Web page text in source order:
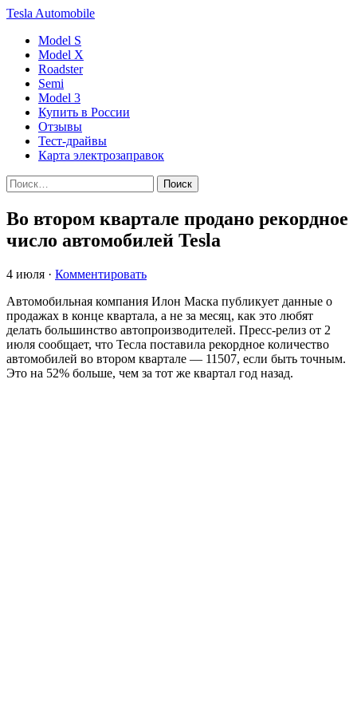
Tesla Automobile
Model S
Model X
Roadster
Semi
Model 3
Купить в России
Отзывы
Тест-драйвы
Карта электрозаправок
Во втором квартале продано рекордное
число автомобилей Tesla
4 июля · Комментировать
Автомобильная компания Илон Маска публикует данные о
продажах в конце квартала, а не за месяц, как это любят
делать большинство автопроизводителей. Пресс-релиз от 2
июля сообщает, что Тесла поставила рекордное количество
автомобилей во втором квартале — 11507, если быть точным.
Это на 52% больше, чем за тот же квартал год назад.